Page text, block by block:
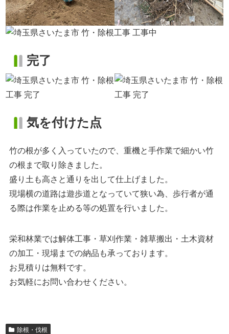
完了
気を付けた点
竹の根が多く入っていたので、重機と手作業で細かい竹
の根まで取り除きました。
盛り土も高さと通りを出して仕上げました。
現場横の道路は遊歩道となっていて狭い為、歩行者が通
る際は作業を止める等の処置を行いました。
栄和林業では解体工事・草刈作業・雑草搬出・土木資材
の加工・現場までの納品も承っております。
お見積りは無料です。
お気軽にお問い合わせください。
除根・伐根